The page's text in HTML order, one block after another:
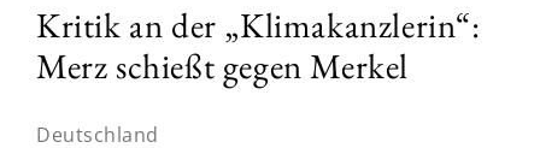
Kritik an der „Klimakanzlerin“:
Merz schießt gegen Merkel
Deutschland